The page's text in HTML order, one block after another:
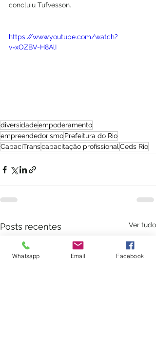
concluiu Tufvesson.
https://www.youtube.com/watch?
v=xOZBV-H8AlI
diversidadeempoderamento
empreendedorismoPrefeitura do Rio
CapaciTranscapacitação profissionalCeds Rio
Posts recentes Ver tudo
Whatsapp Email Facebook